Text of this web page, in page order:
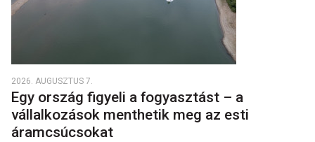
2026. AUGUSZTUS 7.
Egy ország figyeli a fogyasztást – a
vállalkozások menthetik meg az esti
áramcsúcsokat